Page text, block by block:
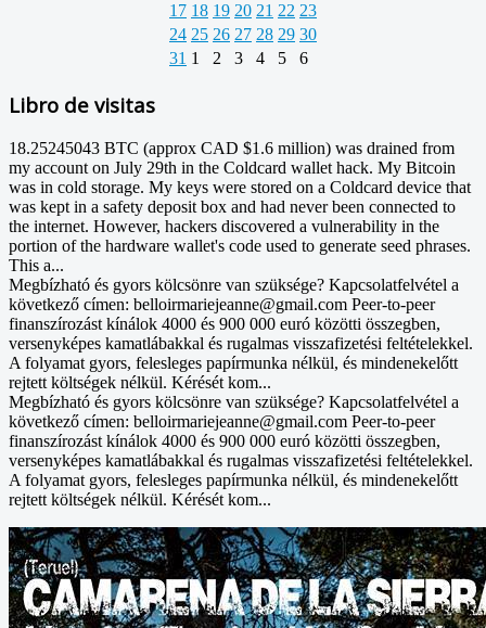
17 18 19 20 21 22 23
24 25 26 27 28 29 30
31 1 2 3 4 5 6
Libro de visitas
18.25245043 BTC (approx CAD $1.6 million) was drained from
my account on July 29th in the Coldcard wallet hack. My Bitcoin
was in cold storage. My keys were stored on a Coldcard device that
was kept in a safety deposit box and had never been connected to
the internet. However, hackers discovered a vulnerability in the
portion of the hardware wallet's code used to generate seed phrases.
This a...
Megbízható és gyors kölcsönre van szüksége? Kapcsolatfelvétel a
következő címen: belloirmariejeanne@gmail.com Peer-to-peer
finanszírozást kínálok 4000 és 900 000 euró közötti összegben,
versenyképes kamatlábakkal és rugalmas visszafizetési feltételekkel.
A folyamat gyors, felesleges papírmunka nélkül, és mindenekelőtt
rejtett költségek nélkül. Kérését kom...
Megbízható és gyors kölcsönre van szüksége? Kapcsolatfelvétel a
következő címen: belloirmariejeanne@gmail.com Peer-to-peer
finanszírozást kínálok 4000 és 900 000 euró közötti összegben,
versenyképes kamatlábakkal és rugalmas visszafizetési feltételekkel.
A folyamat gyors, felesleges papírmunka nélkül, és mindenekelőtt
rejtett költségek nélkül. Kérését kom...